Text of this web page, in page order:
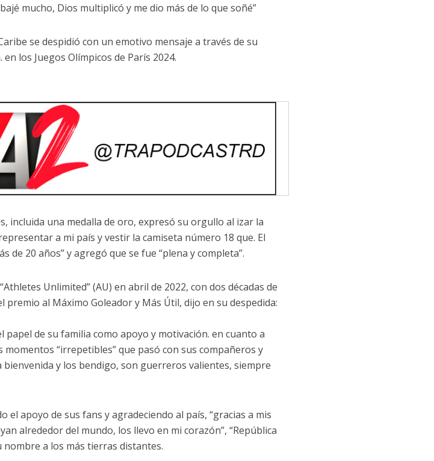
mucho, Dios multiplicó y me dio más de lo que soñé”
se despidió con un emotivo mensaje a través de su
los Juegos Olímpicos de París 2024.
incluida una medalla de oro, expresó su orgullo al izar la
a mi país y vestir la camiseta número 18 que. El
de 20 años” y agregó que se fue “plena y completa”.
Unlimited” (AU) en abril de 2022, con dos décadas de
premio al Máximo Goleador y Más Útil, dijo en su despedida:
papel de su familia como apoyo y motivación. en cuanto a
“irrepetibles” que pasó con sus compañeros y
bienvenida y los bendigo, son guerreros valientes, siempre
el apoyo de sus fans y agradeciendo al país, “gracias a mis
alrededor del mundo, los llevo en mi corazón”, “República
a los más tierras distantes.